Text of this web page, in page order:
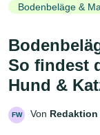
Bodenbeläge &
So findest
Hund &
FW Von